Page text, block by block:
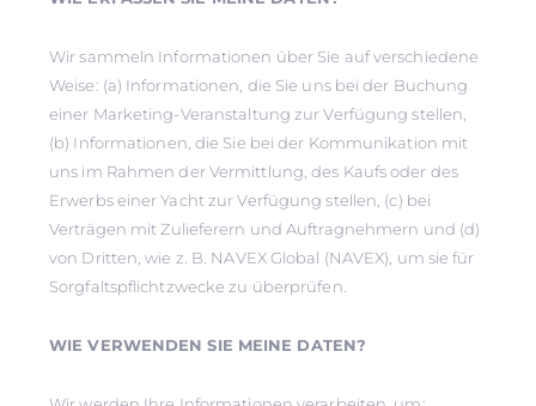
Wir sammeln Informationen über Sie auf verschiedene
Weise: (a) Informationen, die Sie uns bei der Buchung
einer Marketing-Veranstaltung zur Verfügung stellen,
(b) Informationen, die Sie bei der Kommunikation mit
uns im Rahmen der Vermittlung, des Kaufs oder des
Erwerbs einer Yacht zur Verfügung stellen, (c) bei
Verträgen mit Zulieferern und Auftragnehmern und (d)
von Dritten, wie z. B. NAVEX Global (NAVEX), um sie für
Sorgfaltspflichtzwecke zu überprüfen.
WIE VERWENDEN SIE MEINE DATEN?